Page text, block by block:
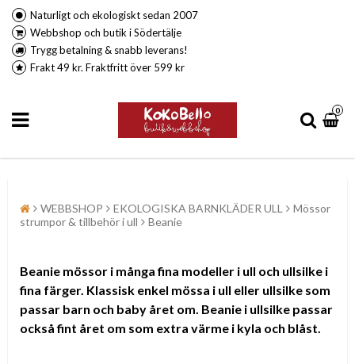
Naturligt och ekologiskt sedan 2007
Webbshop och butik i Södertälje
Trygg betalning & snabb leverans!
Frakt 49 kr. Fraktfritt över 599 kr
0
WEBBSHOP EKOLOGISKA BARNKLÄDER ULL
Mössor
strumpor & tillbehör i ull
Beanie
Beanie mössor i många fina modeller i ull och ullsilke i
fina färger. Klassisk enkel mössa i ull eller ullsilke som
passar barn och baby året om. Beanie i ullsilke passar
också fint året om som extra värme i kyla och blåst.